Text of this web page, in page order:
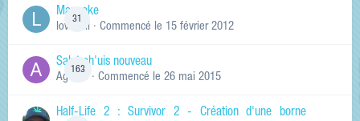
31
Manneke
lowskill · Commencé le 15 février 2012
163
Salut ch'uis nouveau
Ag0Nie · Commencé le 26 mai 2015
Half-Life 2 : Survivor 2 - Création d'une borne